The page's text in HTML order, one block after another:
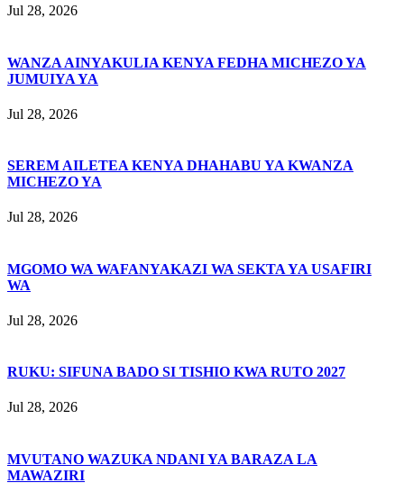
Jul 28, 2026
WANZA AINYAKULIA KENYA FEDHA MICHEZO YA
JUMUIYA YA
Jul 28, 2026
SEREM AILETEA KENYA DHAHABU YA KWANZA
MICHEZO YA
Jul 28, 2026
MGOMO WA WAFANYAKAZI WA SEKTA YA USAFIRI
WA
Jul 28, 2026
RUKU: SIFUNA BADO SI TISHIO KWA RUTO 2027
Jul 28, 2026
MVUTANO WAZUKA NDANI YA BARAZA LA
MAWAZIRI